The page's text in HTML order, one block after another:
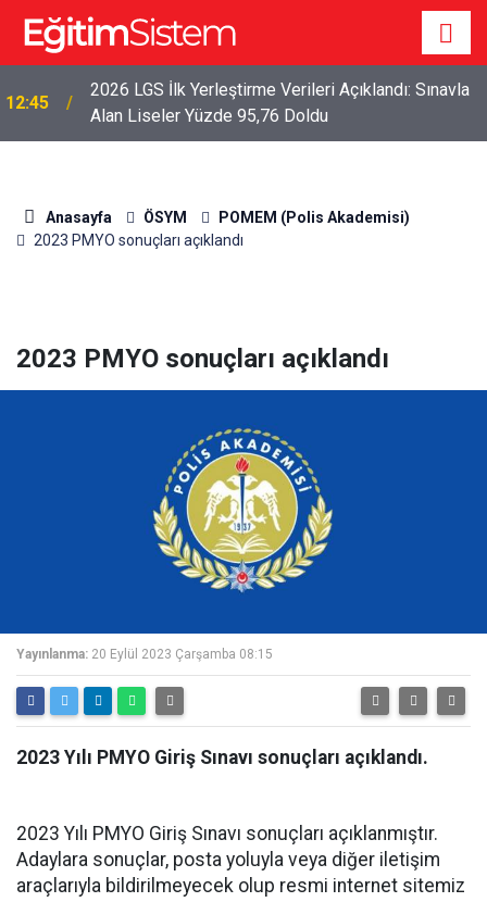
12:45
2026 LGS İlk Yerleştirme Verileri Açıklandı: Sınavla
Alan Liseler Yüzde 95,76 Doldu
Anasayfa ÖSYM
POMEM (Polis Akademisi)
2023 PMYO sonuçları açıklandı
2023 PMYO sonuçları açıklandı
Yayınlanma: 20 Eylül 2023 Çarşamba 08:15
2023 Yılı PMYO Giriş Sınavı sonuçları açıklandı.
2023 Yılı PMYO Giriş Sınavı sonuçları açıklanmıştır.
Adaylara sonuçlar, posta yoluyla veya diğer iletişim
araçlarıyla bildirilmeyecek olup resmi internet sitemiz